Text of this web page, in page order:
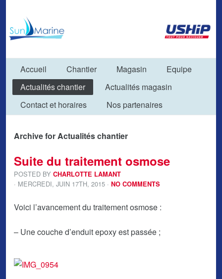
Accueil Chantier Magasin
Equipe
Actualités chantier
Actualités magasin
Contact et horaires
Nos partenaires
Archive for Actualités chantier
Suite du traitement osmose
POSTED BY CHARLOTTE LAMANT
· MERCREDI, JUIN 17TH, 2015 · NO COMMENTS
Voici l’avancement du traitement osmose :
– Une couche d’enduit epoxy est passée ;